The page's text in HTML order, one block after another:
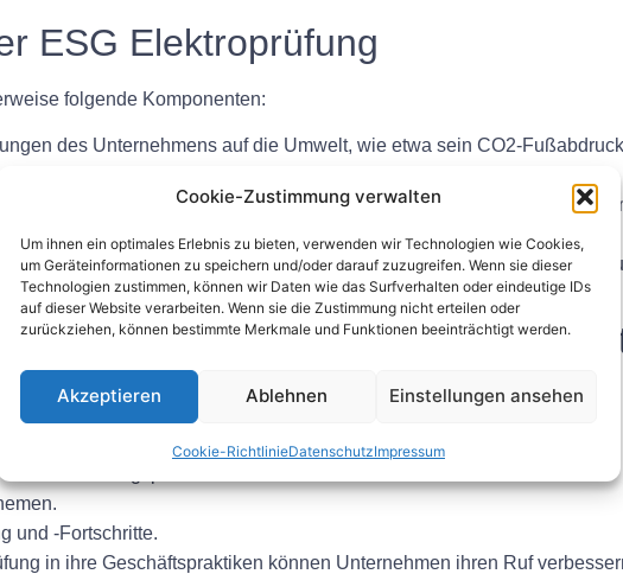
Cookie-Zustimmung verwalten
Um ihnen ein optimales Erlebnis zu bieten, verwenden wir Technologien wie Cookies,
um Geräteinformationen zu speichern und/oder darauf zuzugreifen. Wenn sie dieser
Technologien zustimmen, können wir Daten wie das Surfverhalten oder eindeutige IDs
auf dieser Website verarbeiten. Wenn sie die Zustimmung nicht erteilen oder
zurückziehen, können bestimmte Merkmale und Funktionen beeinträchtigt werden.
Akzeptieren Ablehnen Einstellungen ansehen
Cookie-RichtlinieDatenschutzImpressum
ESG Elektroprüfung
folgende Komponenten:
des Unternehmens auf die Umwelt, wie etwa sein CO2-
des Unternehmens zu Mitarbeitern, Kunden, Lieferanten und den
Arbeitspraktiken und Menschenrechte.
Ethik, Transparenz und Verantwortlichkeit des Unternehmens im
Vorstandsstruktur und Maßnahmen zur Korruptionsbekämpfung.
ESG Elektroprüfung in der
in ihren Geschäftspraktiken implementieren, indem sie:
Entscheidungsprozesse.
und -Fortschritte.
in ihre Geschäftspraktiken können Unternehmen ihren Ruf